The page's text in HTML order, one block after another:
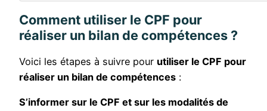
Comment utiliser le CPF pour
réaliser un bilan de compétences ?
Voici les étapes à suivre pour utiliser le CPF pour
réaliser un bilan de compétences :
S’informer sur le CPF et sur les modalités de